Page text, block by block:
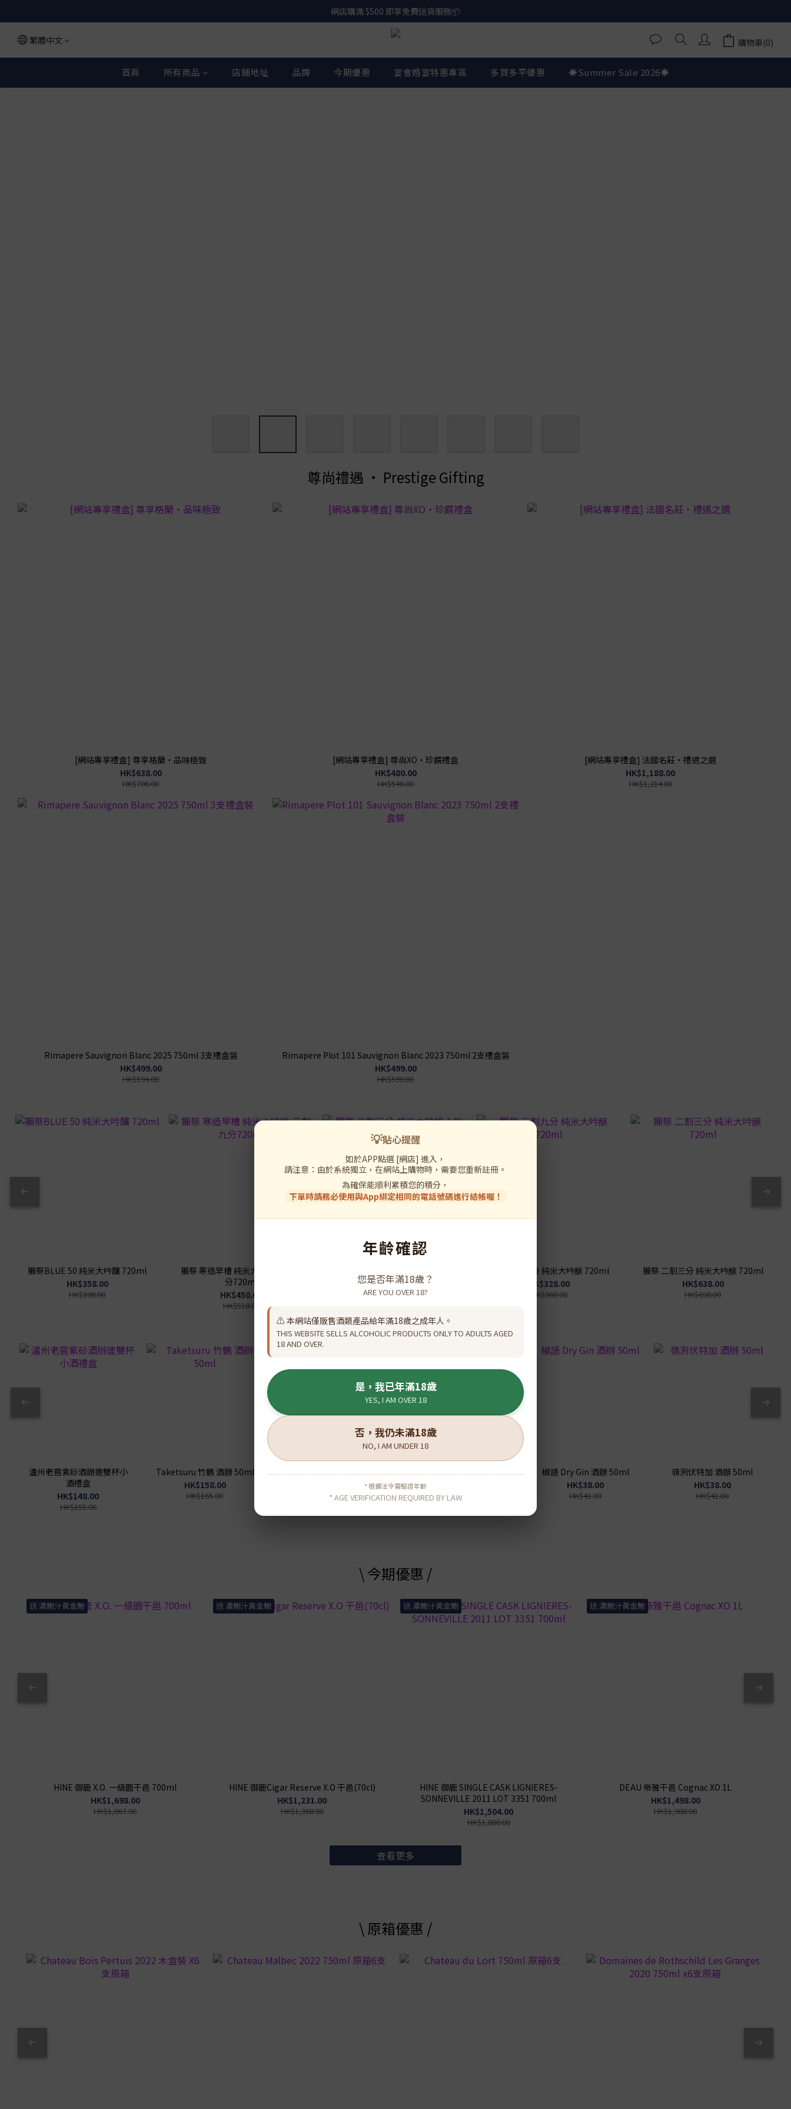
網店購滿 $500 即享免費送貨服務📦
下載【偉成洋酒】手機應用程式，無條件送你高達$80買酒現金劵🎉
繁體中文 購物車(0)
首頁 所有商品 店鋪地址 品牌 今期優惠 宴會婚宴特惠專區 多買多平優惠 ☀️Summer Sale 2026☀️
尊尚禮遇 • Prestige Gifting
[網站專享禮盒] 尊享格蘭・品味極致
HK$638.00
HK$706.00
[網站專享禮盒] 尊尚XO・珍饌禮盒
HK$480.00
HK$546.00
[網站專享禮盒] 法國名莊・禮遇之選
HK$1,188.00
HK$1,214.00
Rimapere Sauvignon Blanc 2025 750ml 3支禮盒裝
HK$499.00
HK$594.00
Rimapere Plot 101 Sauvignon Blanc 2023 750ml 2支禮盒裝
HK$499.00
HK$590.00
獺祭BLUE 50 純米大吟釀 720ml
HK$358.00
HK$398.00
獺祭 寒造早槽 純米大吟醸 三割九
分720ml
HK$450.00
HK$518.00
HK$1,268.00
HK$1,398.00
獺祭 三割九分 純米大吟醸 720ml
HK$328.00
HK$368.00
獺祭 二割三分 純米大吟醸 720ml
HK$638.00
HK$698.00
瀘州老窖紫砂酒辦連雙杯小
酒禮盒
HK$148.00
HK$155.00
Taketsuru 竹鶴 酒辦 50ml
HK$158.00
HK$165.00
崃州Single Malt Finest
HK$48.00
百利得22 Single Blended
Whisky 酒辦 50ml
HK$45.00
椒語 Dry Gin 酒辦 50ml
HK$38.00
HK$41.00
嶺洌伏特加 酒辦 50ml
HK$38.00
HK$41.00
\ 今期優惠 /
送 濃鮑汁黃金鮑
HINE 御鹿 X.O. 一級園干邑 700ml
HK$1,698.00
HK$1,867.00
送 濃鮑汁黃金鮑
HINE 御鹿Cigar Reserve X.O 干邑(70cl)
HK$1,231.00
HK$1,368.00
送 濃鮑汁黃金鮑
HINE 御鹿 SINGLE CASK LIGNIERES-
SONNEVILLE 2011 LOT 3351 700ml
HK$1,504.00
HK$1,880.00
送 濃鮑汁黃金鮑
DEAU 帝雅干邑 Cognac XO 1L
HK$1,498.00
HK$1,988.00
查看更多
\ 原箱優惠 /
💡貼心提醒
如於APP點選 [網店] 進入，
請注意：由於系統獨立，在網站上購物時，需要您重新註冊。
為確保能順利累積您的積分，
下單時請務必使用與App綁定相同的電話號碼進行結帳喔！
年齡確認
您是否年滿18歲？
ARE YOU OVER 18?
⚠️ 本網站僅販售酒類產品給年滿18歲之成年人。
THIS WEBSITE SELLS ALCOHOLIC PRODUCTS ONLY TO ADULTS AGED
18 AND OVER.
是，我已年滿18歲
YES, I AM OVER 18
否，我仍未滿18歲
NO, I AM UNDER 18
* 根據法令需驗證年齡
* AGE VERIFICATION REQUIRED BY LAW